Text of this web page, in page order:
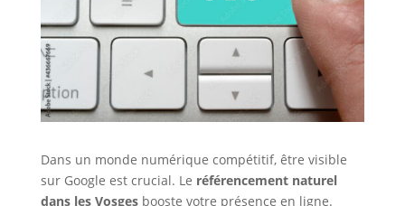
Dans un monde numérique compétitif, être visible
sur Google est crucial. Le référencement naturel
dans les Vosgesbooste votre présence en ligne.